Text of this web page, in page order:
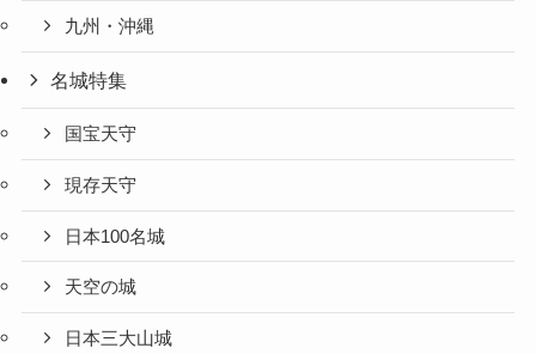
九州・沖縄
名城特集
国宝天守
現存天守
日本100名城
天空の城
日本三大山城